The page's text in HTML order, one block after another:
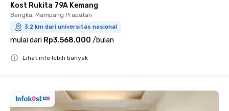
Kost Rukita 79A Kemang
Bangka, Mampang Prapatan
3.2 km dari universitas nasional
mulai dari Rp3.568.000 /bulan
Lihat info lebih banyak